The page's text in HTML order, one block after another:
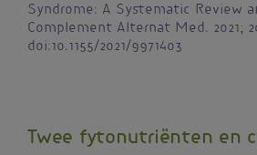
Syndrome: A Systematic Review
Complement Alternat Med. 2021;
doi:10.1155/2021/9971403
Twee fytonutriënten en